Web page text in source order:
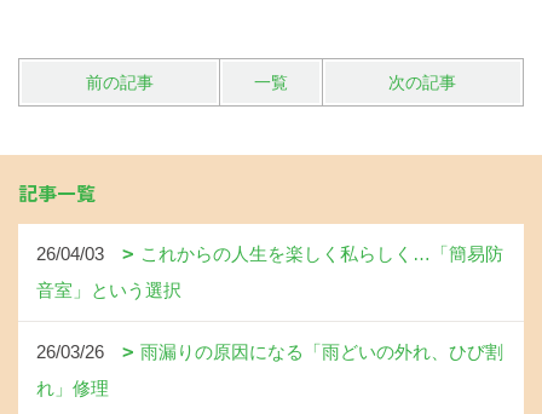
前の記事 一覧 次の記事
記事一覧
26/04/03
これからの人生を楽しく私らしく…「簡易防
音室」という選択
26/03/26
雨漏りの原因になる「雨どいの外れ、ひび割
れ」修理